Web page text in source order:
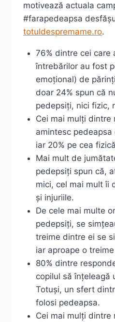
motivează actuala
#farapedeapsa
totuldespremame.ro.
76% dintre cei care
întrebărilor au fost
emoțional) de
doar 24% spun că
pedepsiți, nici fizic,
Cei mai mulți dintre
amintesc
iar 20% pe cea
Mai mult de
pedepsiți spun că,
mici, cel mai mult îi
și injuriile.
De cele mai multe
pedepsiți, se
treime dintre ei se
iar aproape o
80% dintre
copilul să înțeleagă
Totuși, un sfert
folosi pedeapsa.
Cei mai mulți dintre